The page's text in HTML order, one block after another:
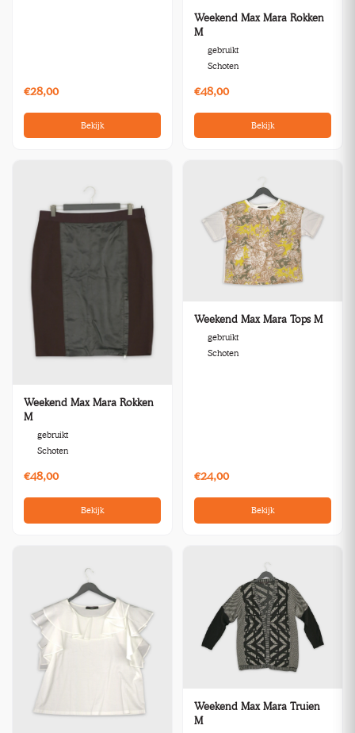
€28,00
Bekijk
Weekend Max Mara Rokken
M
gebruikt
Schoten
€48,00
Bekijk
Weekend Max Mara Rokken
M
gebruikt
Schoten
€48,00
Bekijk
Weekend Max Mara Tops M
gebruikt
Schoten
€24,00
Bekijk
Weekend Max Mara Truien
M